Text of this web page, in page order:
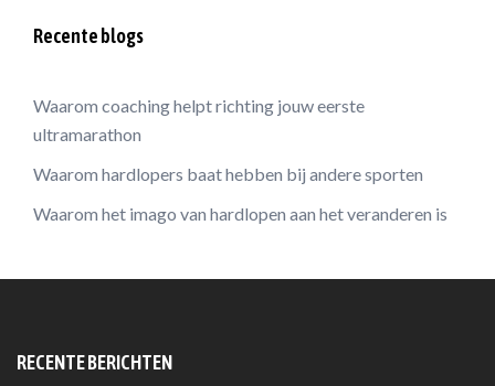
Recente blogs
Waarom coaching helpt richting jouw eerste
ultramarathon
Waarom hardlopers baat hebben bij andere sporten
Waarom het imago van hardlopen aan het veranderen is
RECENTE BERICHTEN